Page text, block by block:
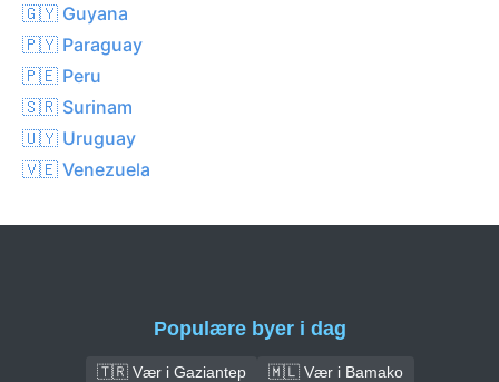
🇬🇾 Guyana
🇵🇾 Paraguay
🇵🇪 Peru
🇸🇷 Surinam
🇺🇾 Uruguay
🇻🇪 Venezuela
Populære byer i dag
🇹🇷 Vær i Gaziantep
🇲🇱 Vær i Bamako